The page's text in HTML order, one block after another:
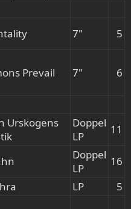
7"
5​
Prevail 7" 6​
Urskogens
Doppel
LP
11​
Doppel
LP
16​
LP 5​